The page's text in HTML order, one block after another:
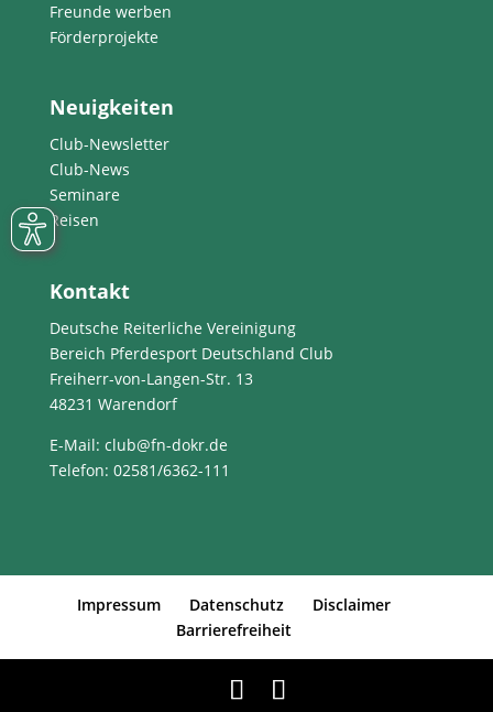
Freunde werben
Förderprojekte
Neuigkeiten
Club-Newsletter
Club-News
Seminare
Reisen
Kontakt
Deutsche Reiterliche Vereinigung
Bereich Pferdesport Deutschland Club
Freiherr-von-Langen-Str. 13
48231 Warendorf
E-Mail: club@fn-dokr.de
Telefon: 02581/6362-111
Impressum Datenschutz
Disclaimer
Barrierefreiheit